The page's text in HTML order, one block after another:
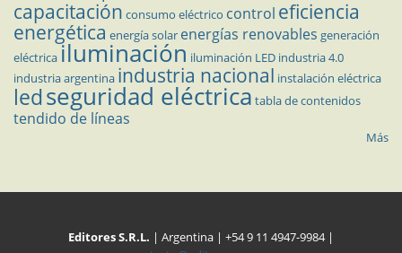
capacitación consumo eléctrico control eficiencia
energética energía solar energías renovables generación
eléctricailuminación iluminación LED industria 4.0
industria argentina industria nacional instalación eléctrica
ledseguridad eléctrica tabla de contenidos
tendido de líneas
Más
Editores S.R.L. | Argentina | +54 9 11 4947-9984 |